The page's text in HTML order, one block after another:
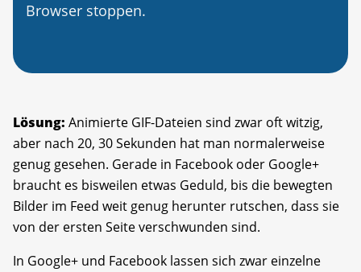
Browser stoppen.
Lösung: Animierte GIF-Dateien sind zwar oft witzig,
aber nach 20, 30 Sekunden hat man normalerweise
genug gesehen. Gerade in Facebook oder Google+
braucht es bisweilen etwas Geduld, bis die bewegten
Bilder im Feed weit genug herunter rutschen, dass sie
von der ersten Seite verschwunden sind.
In Google+ und Facebook lassen sich zwar einzelne